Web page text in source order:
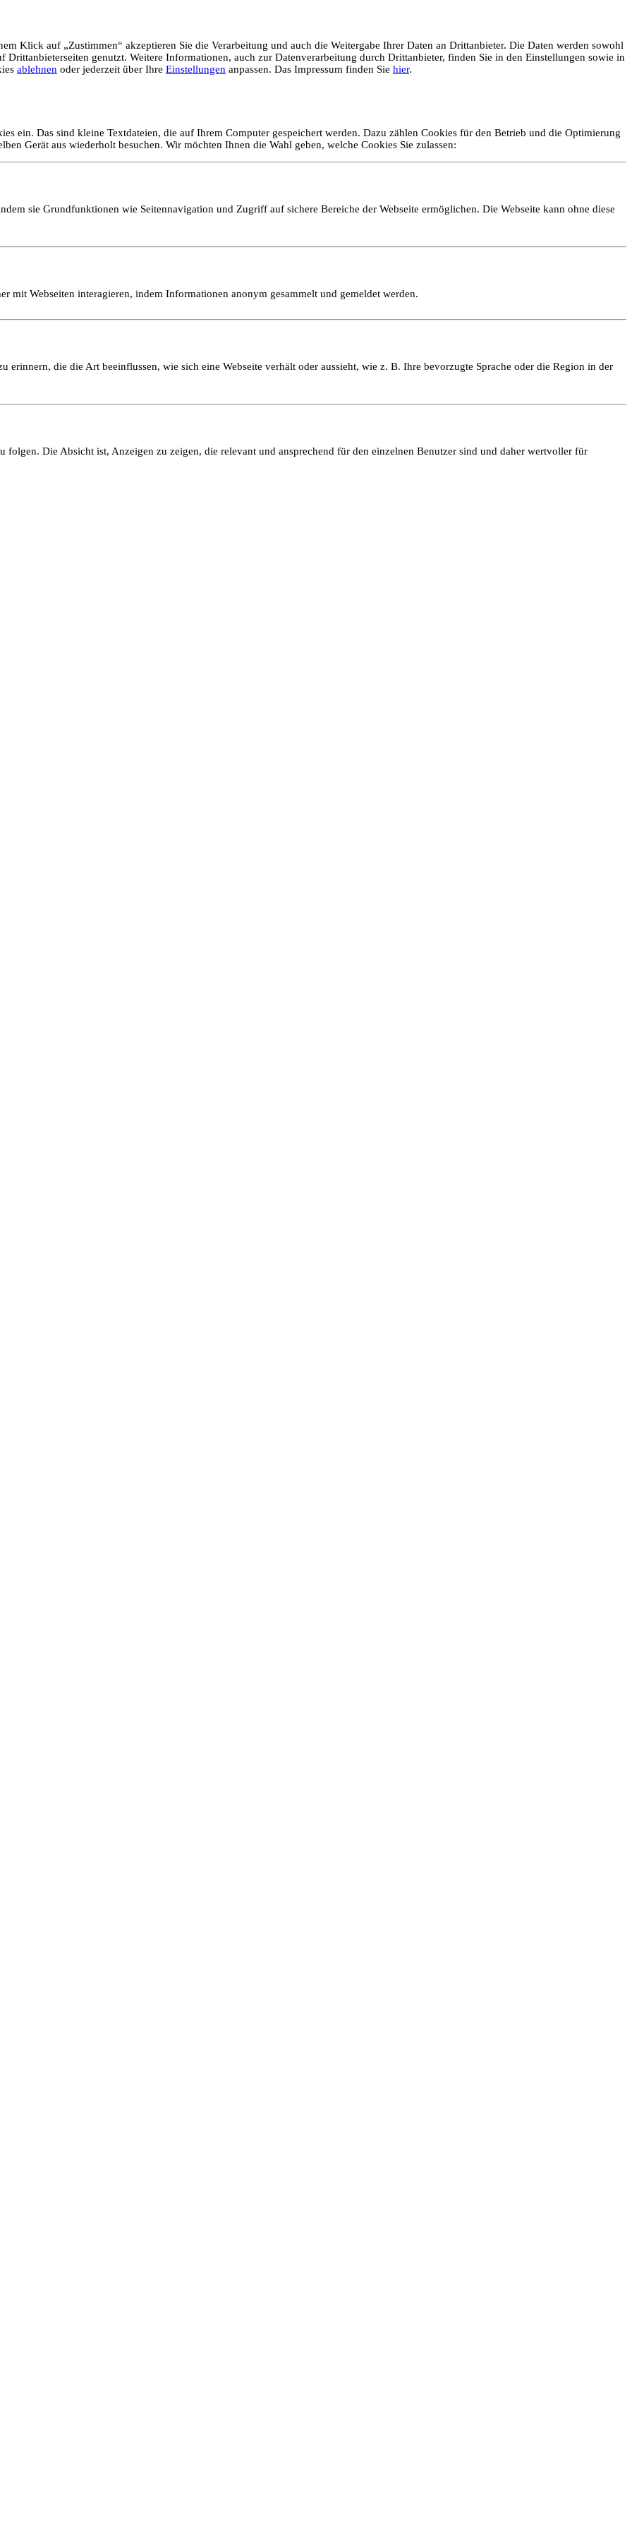
Klick auf „Zustimmen“ akzeptieren Sie die Verarbeitung und auch die Weitergabe Ihrer Daten an Drittanbieter. Die Daten werden sowohl
genutzt. Weitere Informationen, auch zur Datenverarbeitung durch Drittanbieter, finden Sie in den Einstellungen sowie in
ablehnen oder jederzeit über Ihre Einstellungen anpassen. Das Impressum finden Sie hier.
ein. Das sind kleine Textdateien, die auf Ihrem Computer gespeichert werden. Dazu zählen Cookies für den Betrieb und die Optimierung
Gerät aus wiederholt besuchen. Wir möchten Ihnen die Wahl geben, welche Cookies Sie zulassen:
sie Grundfunktionen wie Seitennavigation und Zugriff auf sichere Bereiche der Webseite ermöglichen. Die Webseite kann ohne diese
mit Webseiten interagieren, indem Informationen anonym gesammelt und gemeldet werden.
erinnern, die die Art beeinflussen, wie sich eine Webseite verhält oder aussieht, wie z. B. Ihre bevorzugte Sprache oder die Region in der
folgen. Die Absicht ist, Anzeigen zu zeigen, die relevant und ansprechend für den einzelnen Benutzer sind und daher wertvoller für